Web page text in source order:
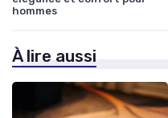
hommes
À lire aussi